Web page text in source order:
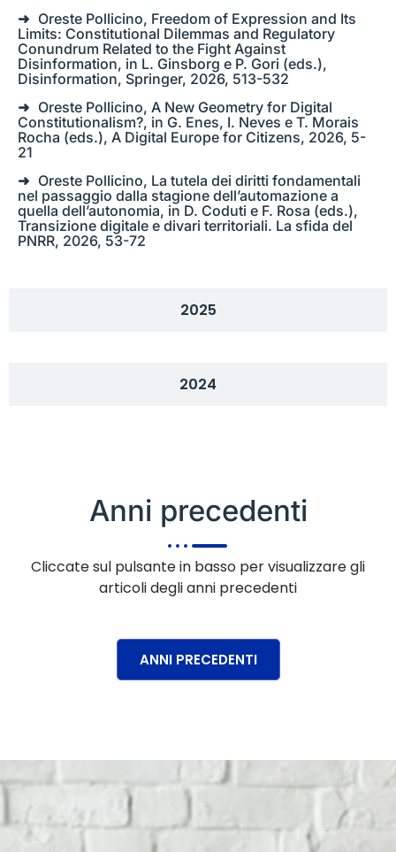
2025
2024
Oreste Pollicino, Freedom of Expression and Its
Limits: Constitutional Dilemmas and Regulatory
Conundrum Related to the Fight Against
Disinformation, in L. Ginsborg e P. Gori (eds.),
Disinformation, Springer, 2026, 513-532
Oreste Pollicino, A New Geometry for Digital
Constitutionalism?, in G. Enes, I. Neves e T. Morais
Rocha (eds.), A Digital Europe for Citizens, 2026, 5-
21
Oreste Pollicino, La tutela dei diritti fondamentali
nel passaggio dalla stagione dell’automazione a
quella dell’autonomia, in D. Coduti e F. Rosa (eds.),
Transizione digitale e divari territoriali. La sfida del
PNRR, 2026, 53-72
Anni precedenti
Cliccate sul pulsante in basso per visualizzare gli
articoli degli anni precedenti
ANNI PRECEDENTI